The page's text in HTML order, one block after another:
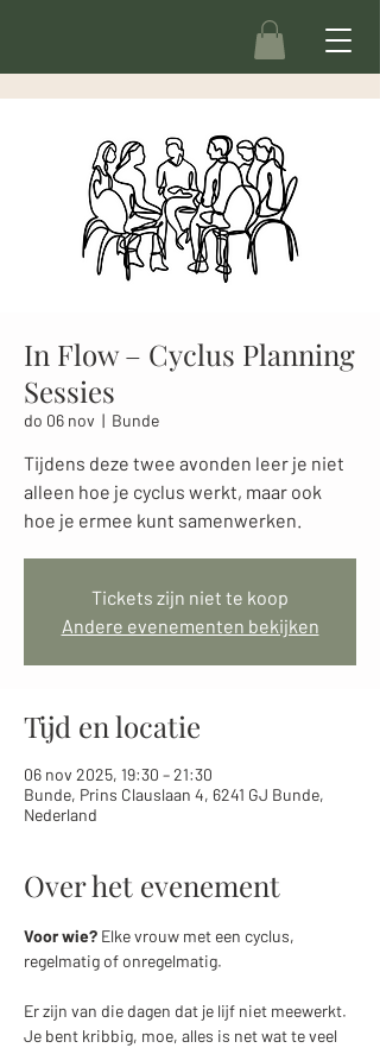
In Flow – Cyclus Planning
Sessies
do 06 nov
  |
Bunde
Tijdens deze twee avonden leer je niet
alleen hoe je cyclus werkt, maar ook
hoe je ermee kunt samenwerken.
Tickets zijn niet te koop
Andere evenementen bekijken
Tijd en locatie
06 nov 2025, 19:30 – 21:30
Bunde, Prins Clauslaan 4, 6241 GJ Bunde,
Nederland
Over het evenement
Voor wie? Elke vrouw met een cyclus,
regelmatig of onregelmatig.
Er zijn van die dagen dat je lijf niet meewerkt.
Je bent kribbig, moe, alles is net wat te veel